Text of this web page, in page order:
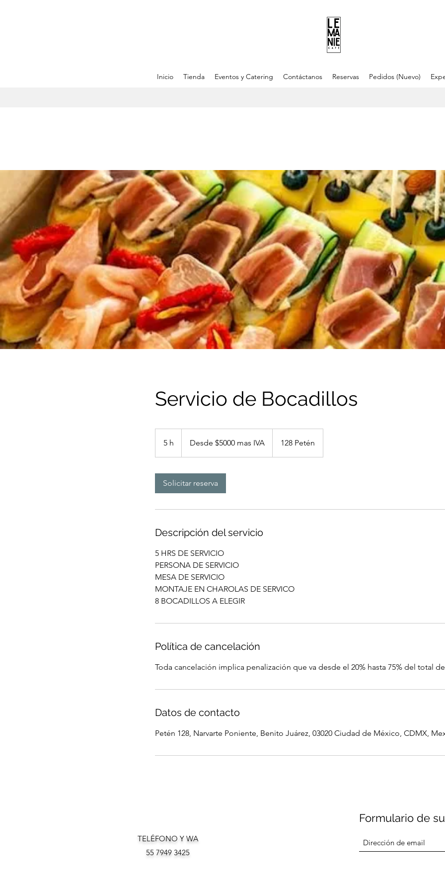
Inicio Tienda Eventos y Catering Contáctanos Reservas Pedidos (Nuevo)
Servicio de Bocadillos
5 h Desde $5000 mas IVA 128 Petén
Solicitar reserva
Descripción del servicio
5 HRS DE SERVICIO
PERSONA DE SERVICIO
MESA DE SERVICIO
MONTAJE EN CHAROLAS DE SERVICO
8 BOCADILLOS A ELEGIR
Política de cancelación
Toda cancelación implica penalización que va desde el 20% hasta 75% del total
Datos de contacto
Petén 128, Narvarte Poniente, Benito Juárez, 03020 Ciudad de México, CDMX,
TELÉFONO Y WA
55 7949 3425
Formulario de